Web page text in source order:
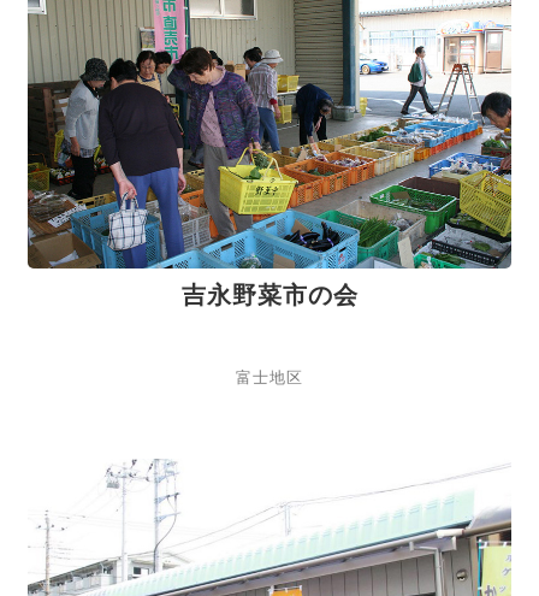
吉永野菜市の会
富士地区